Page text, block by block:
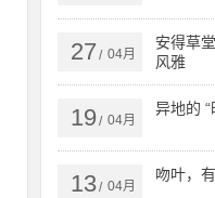
27 / 04月
安得草
风雅
19/ 04月
异地的 “
13/ 04月
吻叶，